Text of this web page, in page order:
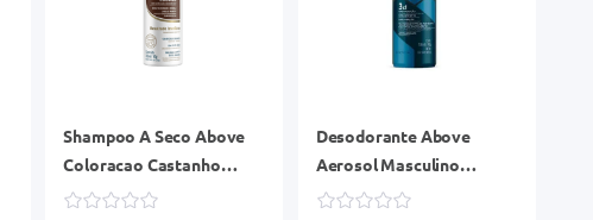
Shampoo A Seco Above
Coloracao Castanho
Escuro 150ml
Desodorante Above
Aerosol Masculino
Dermoclinical 150ml